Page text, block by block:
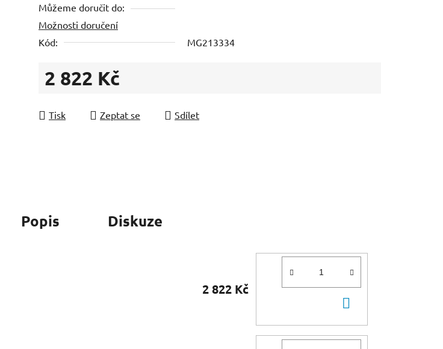
5
hvězdiček.
Můžeme doručit do:
Možnosti doručení
Kód:
MG213334
2 822 Kč
Tisk
Zeptat se Sdílet
Popis Diskuze
2 822 Kč